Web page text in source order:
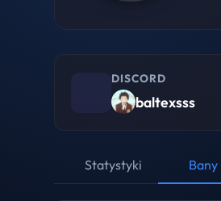
DISCORD
baltexsss
Statystyki Bany